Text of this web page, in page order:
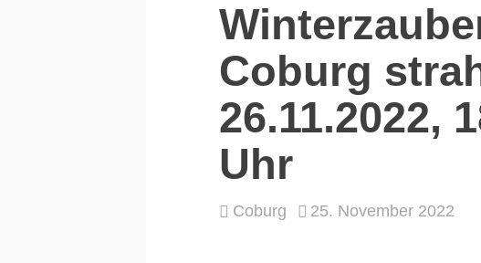
Coburg
26.11.2022,
Uhr
Coburg 25. November 2022